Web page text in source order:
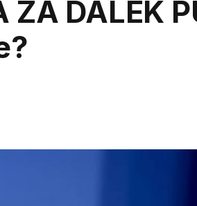
ZA DALEK